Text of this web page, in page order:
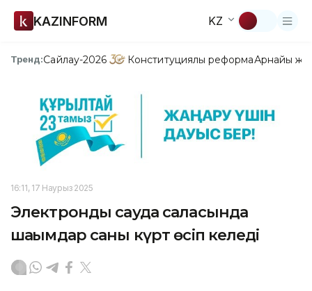
KAZINFORM KZ
Тренд:Сайлау-2026 Конституциялық реформаАрнайы
16:11, 17 Наурыз 2025
Электронды сауда саласында
шағымдар саны күрт өсіп келеді